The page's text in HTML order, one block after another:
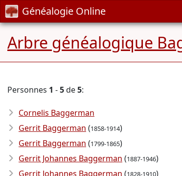
Généalogie Online
Arbre généalogique
Personnes 1 -5de5:
Cornelis Baggerman
Gerrit Baggerman (1858-1914)
Gerrit Baggerman (1799-1865)
Gerrit Johannes Baggerman (1887-1946)
Gerrit Johannes Baggerman (1828-1910)